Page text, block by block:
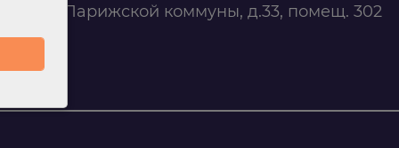
ул. Парижской коммуны, д.33, помещ. 302